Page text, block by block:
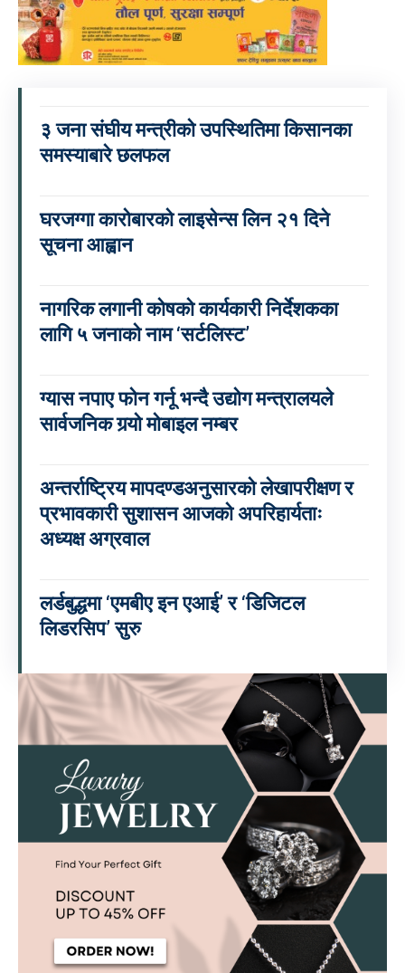
३ जना संघीय मन्त्रीको उपस्थितिमा किसानका
समस्याबारे छलफल
घरजग्गा कारोबारको लाइसेन्स लिन २१ दिने
सूचना आह्वान
नागरिक लगानी कोषको कार्यकारी निर्देशकका
लागि ५ जनाको नाम ‘सर्टलिस्ट’
ग्यास नपाए फोन गर्नू भन्दै उद्योग मन्त्रालयले
सार्वजनिक गर्‍यो मोबाइल नम्बर
अन्तर्राष्ट्रिय मापदण्डअनुसारको लेखापरीक्षण र
प्रभावकारी सुशासन आजको अपरिहार्यताः
अध्यक्ष अग्रवाल
लर्डबुद्धमा ‘एमबीए इन एआई’ र ‘डिजिटल
लिडरसिप’ सुरु